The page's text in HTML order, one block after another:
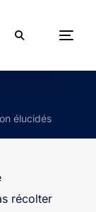
élucidés
récolter